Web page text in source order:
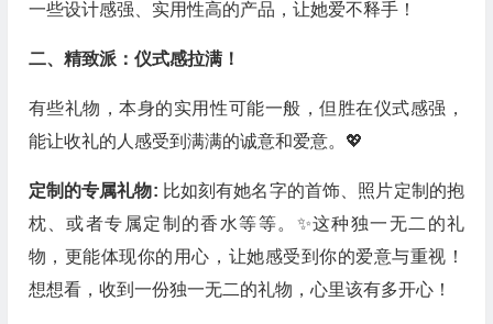
一些设计感强、实用性高的产品，让她爱不释手！
二、精致派：仪式感拉满！
有些礼物，本身的实用性可能一般，但胜在仪式感强，
能让收礼的人感受到满满的诚意和爱意。💖
定制的专属礼物: 比如刻有她名字的首饰、照片定制的抱
枕、或者专属定制的香水等等。✨这种独一无二的礼
物，更能体现你的用心，让她感受到你的爱意与重视！
想想看，收到一份独一无二的礼物，心里该有多开心！